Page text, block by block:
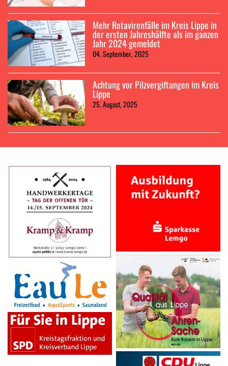
Mehr Rotavirenfälle im Kreis Lippe in
der ersten Jahreshälfte als im ganzen
Jahr 2024 gemeldet
04. September, 2025
Achtung vor Pilzvergiftungen im Kreis
Lippe
25. August, 2025